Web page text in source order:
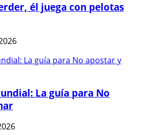
él juega con pelotas
La guía para No